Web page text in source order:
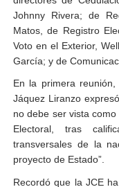
Johnny Rivera; de
Matos, de Registro
Voto en el Exterior,Well
García; y de
En la primera
Jáquez Liranzo
no debe ser vista
Electoral, tras
transversales de la
proyecto de Estado”.
Recordó que la JCE